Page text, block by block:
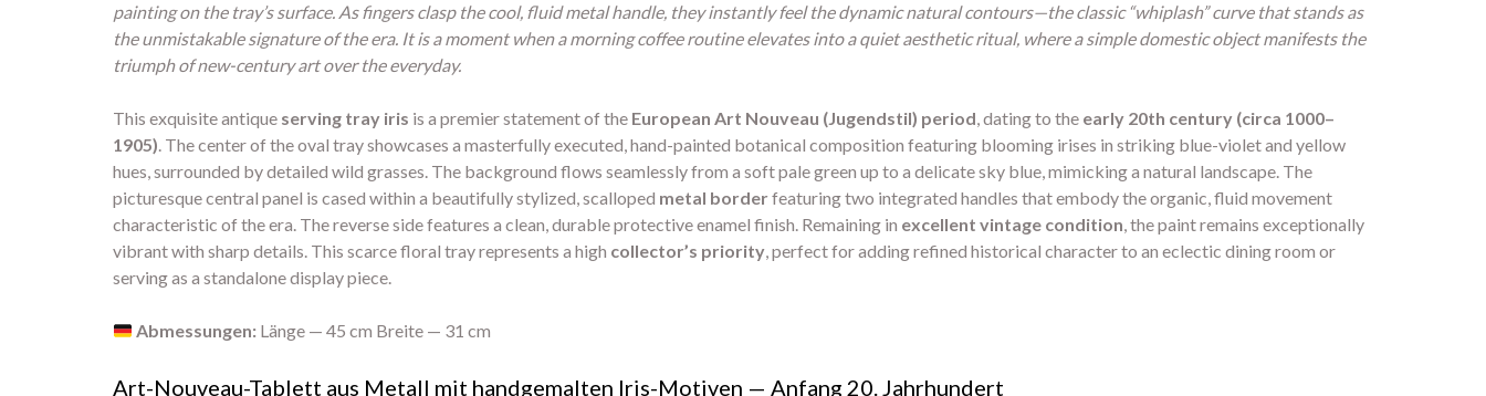
painting on the tray’s surface. As fingers clasp the cool, fluid metal handle, they instantly feel the dynamic natural contours—the classic “whiplash” curve that stands as
the unmistakable signature of the era. It is a moment when a morning coffee routine elevates into a quiet aesthetic ritual, where a simple domestic object manifests the
triumph of new-century art over the everyday.
This exquisite antique serving tray iris is a premier statement of the European Art Nouveau (Jugendstil) period, dating to the early 20th century (circa 1000–
1905). The center of the oval tray showcases a masterfully executed, hand-painted botanical composition featuring blooming irises in striking blue-violet and yellow
hues, surrounded by detailed wild grasses. The background flows seamlessly from a soft pale green up to a delicate sky blue, mimicking a natural landscape. The
picturesque central panel is cased within a beautifully stylized, scalloped metal border featuring two integrated handles that embody the organic, fluid movement
characteristic of the era. The reverse side features a clean, durable protective enamel finish. Remaining in excellent vintage condition, the paint remains exceptionally
vibrant with sharp details. This scarce floral tray represents a high collector’s priority, perfect for adding refined historical character to an eclectic dining room or
serving as a standalone display piece.
Abmessungen: Länge — 45 cm Breite — 31 cm
Art-Nouveau-Tablett aus Metall mit handgemalten Iris-Motiven — Anfang 20. Jahrhundert